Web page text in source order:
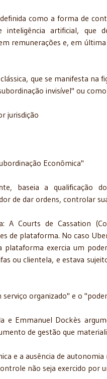
como a forma de
artificial, que
remunerações e, em
que se manifesta na
invisível" ou
jurisdição
Econômica"
baseia a qualificação
de dar ordens, controlar
A Courts de Cassation
de plataforma. No caso
plataforma exercia um
ou clientela, e estava
serviço organizado" e o
e Emmanuel Dockès
de gestão que
e a ausência de
não seja exercido por